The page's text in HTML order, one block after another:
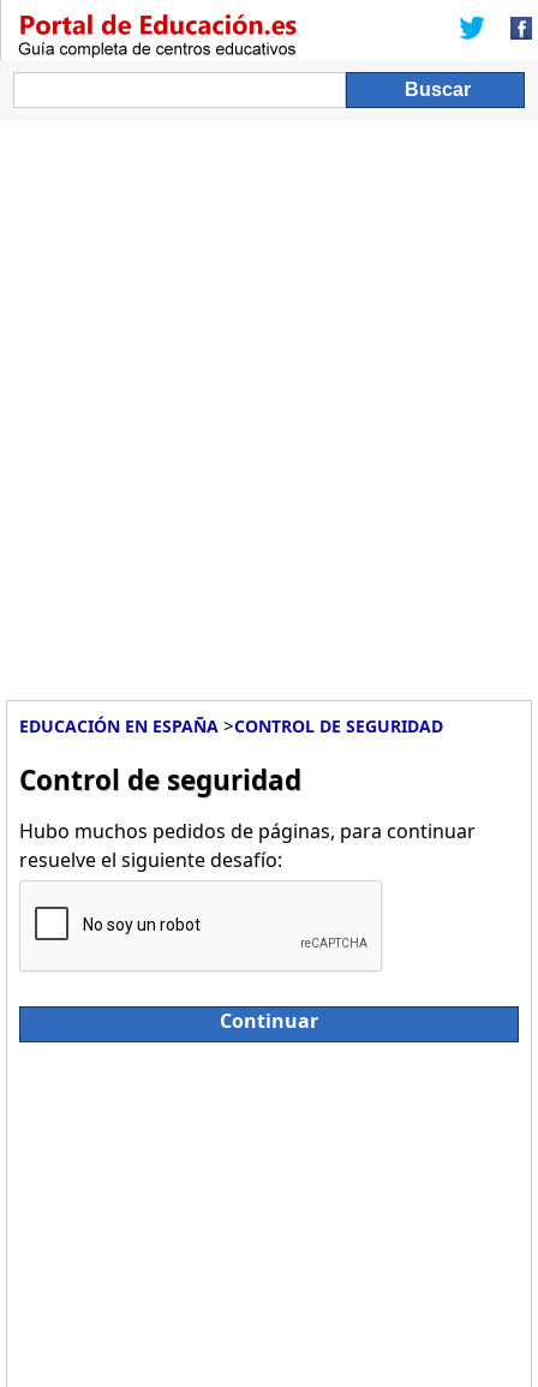
EDUCACIÓN EN ESPAÑA >CONTROL DE SEGURIDAD
Control de seguridad
Hubo muchos pedidos de páginas, para continuar
resuelve el siguiente desafío:
Continuar